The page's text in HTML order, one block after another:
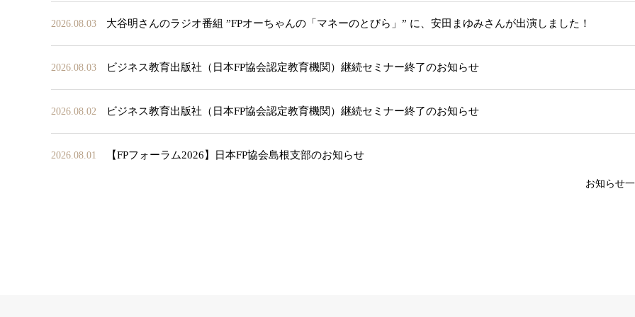
2026.08.03 大谷明さんのラジオ番組 ”FPオーちゃんの「マネーのとびら」” に、安田まゆみさんが出演しました！
2026.08.03 ビジネス教育出版社（日本FP協会認定教育機関）継続セミナー終了のお知らせ
2026.08.02 ビジネス教育出版社（日本FP協会認定教育機関）継続セミナー終了のお知らせ
2026.08.01 【FPフォーラム2026】日本FP協会島根支部のお知らせ
お知らせ